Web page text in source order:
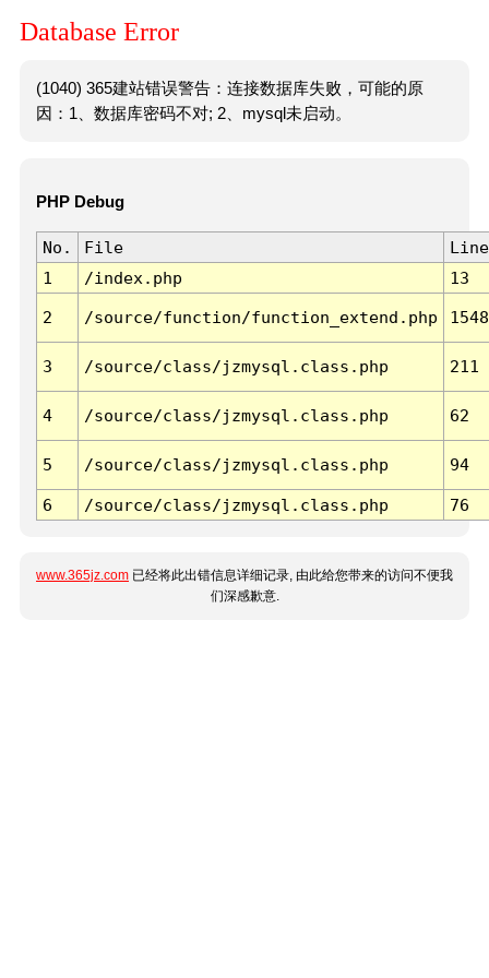
Database Error
(1040) 365建站错误警告：连接数据库失败，可能的原
因：1、数据库密码不对; 2、mysql未启动。
PHP Debug
No. File
Line
1
/index.php 13
2 /source/function/function_extend.php 1548
3 /source/class/jzmysql.class.php 211
4 /source/class/jzmysql.class.php 62
5 /source/class/jzmysql.class.php 94
6 /source/class/jzmysql.class.php 76
www.365jz.com 已经将此出错信息详细记录, 由此给您带来的访问不便我
们深感歉意.